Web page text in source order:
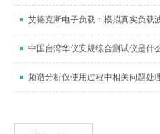
艾德克斯电子负载：模拟真实负载
中国台湾华仪安规综合测试仪是什
频谱分析仪使用过程中相关问题处